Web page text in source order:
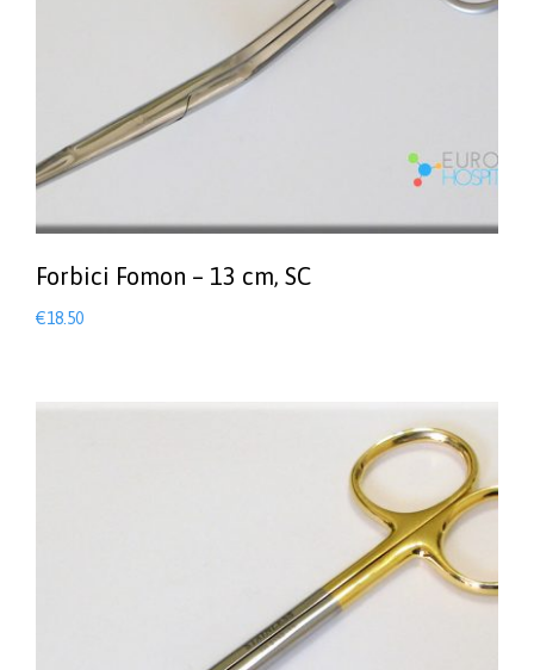
Forbici Fomon – 13 cm, SC
€18.50